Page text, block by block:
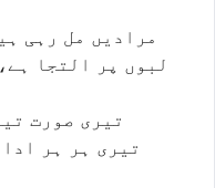
مرادیں مل رہی
لبوں پر التجا
تیری صورت
تیری ہر ہر